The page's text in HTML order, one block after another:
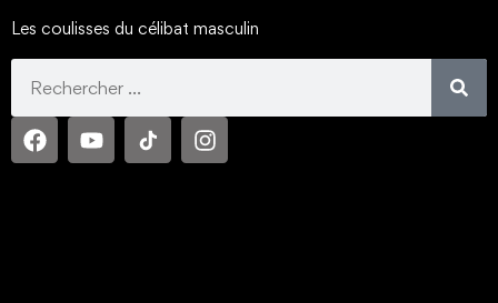
Les coulisses du célibat masculin